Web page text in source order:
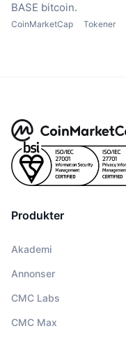
BASE bitcoin.
CoinMarketCap Tokener
Produkter
Akademi
Annonser
CMC Labs
CMC Max